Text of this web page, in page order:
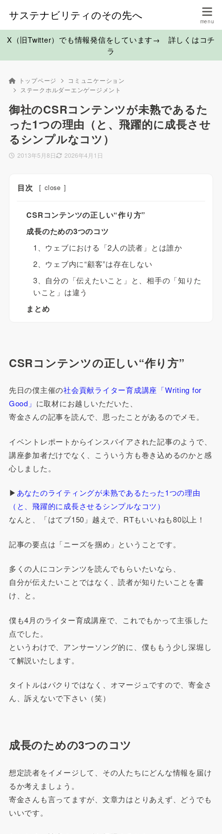
サステナビリティのその先へ
X（旧Twitter）でも情報発信をしています→ 詳しくはコチ
ラ
トップページ
コミュニケーション
ステークホルダーエンゲージメント
御社のCSRコンテンツが未熟であるた
った1つの理由（と、飛躍的に成長させ
るシンプルなコツ）
2013年5月8日 2026年4月1日
目次 [ close ]
CSRコンテンツの正しい“作り方”
成長のための3つのコツ
1、ウェブにおける「2人の読者」とは誰か
2、ウェブ内に“顧客”は存在しない
3、自分の「伝えたいこと」と、相手の「知りた
いこと」は違う
まとめ
CSRコンテンツの正しい“作り方”
先日の僕主催の社会貢献ライター育成講座「Writing for
Good」 に取材にお越しいただいた、
寄金さんの記事を読んで、思ったことがあるのでメモ。
イベントレポートからインスパイアされた記事のようで、
講座参加者だけでなく、こういう方も巻き込めるのかと感
心しました。
▶ あなたのライティングが未熟であるたった1つの理由
（と、飛躍的に成長させるシンプルなコツ）
なんと、「はてブ150」越えで、RTもいいねも80以上！
記事の要点は「ニーズを掴め」ということです。
多くの人にコンテンツを読んでもらいたいなら、
自分が伝えたいことではなく、読者が知りたいことを書
け、と。
僕も4月のライター育成講座で、これでもかって主張した
点でした。
というわけで、アンサーソング的に、僕ももう少し深堀し
て解説いたします。
タイトルはパクりではなく、オマージュですので、寄金さ
ん、訴えないで下さい（笑）
成長のための3つのコツ
想定読者をイメージして、その人たちにどんな情報を届け
るか考えましょう。
寄金さんも言ってますが、文章力はとりあえず、どうでも
いいです。